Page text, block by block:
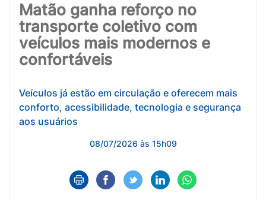
Matão ganha reforço no
transporte coletivo com
veículos mais modernos e
confortáveis
Veículos já estão em circulação e oferecem mais
conforto, acessibilidade, tecnologia e segurança
aos usuários
08/07/2026 às 15h09